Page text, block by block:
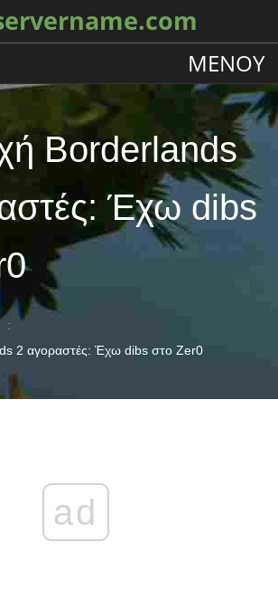
ΜΕΝΟΎ
Borderlands
Έχω dibs
2 αγοραστές: Έχω dibs στο Zer0
ad